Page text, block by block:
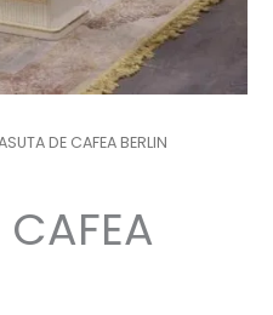
DE CAFEA BERLIN